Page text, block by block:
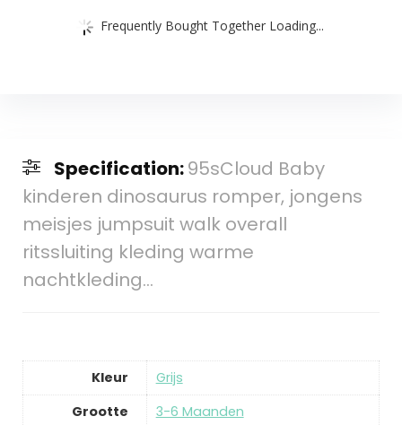
Frequently Bought Together Loading...
Specification:95sCloud Baby
kinderen dinosaurus romper, jongens
meisjes jumpsuit walk overall
ritssluiting kleding warme
nachtkleding…
Kleur
Grijs
Grootte
3-6 Maanden